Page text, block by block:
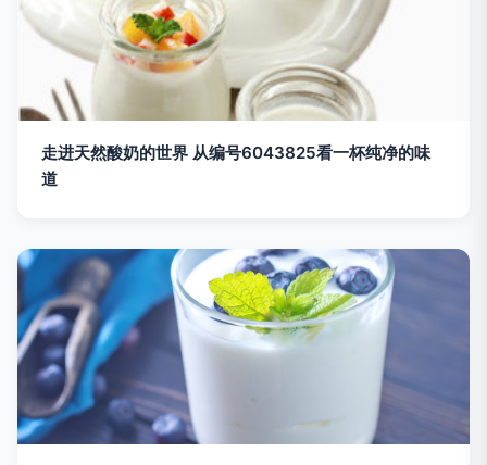
走进天然酸奶的世界 从编号6043825看一杯纯净的味
道